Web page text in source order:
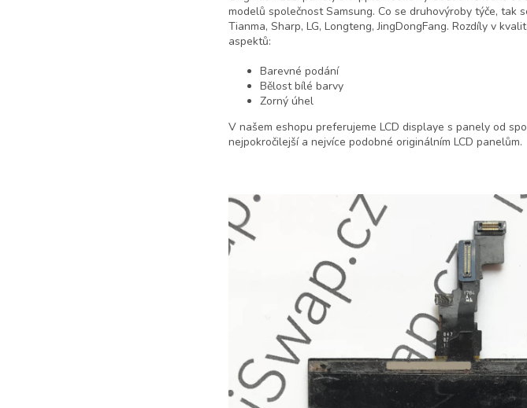
modelů společnost Samsung. Co se druhovýroby týče, tak
Tianma, Sharp, LG, Longteng,JingDongFang. Rozdíly v
aspektů:
Barevné podání
Bělost bílé barvy
Zorný úhel
V našem eshopu preferujeme LCD displaye s panely od
nejpokročilejší a nejvíce podobné originálním LCD panelům.